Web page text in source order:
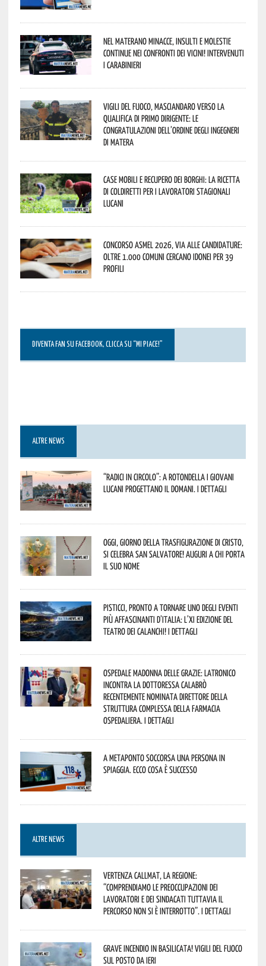
Nel materano minacce, insulti e molestie
continue nei confronti dei vicini! Intervenuti
i Carabinieri
Vigili del Fuoco, Masciandaro verso la
qualifica di Primo Dirigente: le
congratulazioni dell’Ordine degli Ingegneri
di Matera
Case mobili e recupero dei borghi: la ricetta
di Coldiretti per i lavoratori stagionali
lucani
Concorso Asmel 2026, via alle candidature:
oltre 1.000 Comuni cercano idonei per 39
profili
DIVENTA FAN SU FACEBOOK, CLICCA SU “MI PIACE!”
ALTRE NEWS
“Radici in Circolo”: a Rotondella i giovani
lucani progettano il domani. I dettagli
Oggi, giorno della Trasfigurazione di Cristo,
si celebra San Salvatore! Auguri a chi porta
il suo nome
Pisticci, pronto a tornare uno degli eventi
più affascinanti d’Italia: l’XI edizione del
Teatro dei Calanchi! I dettagli
Ospedale Madonna delle Grazie: Latronico
incontra la dottoressa Calabrò
recentemente nominata Direttore della
Struttura Complessa della Farmacia
Ospedaliera. I dettagli
A Metaponto soccorsa una persona in
spiaggia. Ecco cosa è successo
ALTRE NEWS
Vertenza CallMat, la Regione:
“comprendiamo le preoccupazioni dei
lavoratori e dei sindacati tuttavia il
percorso non si è interrotto”. I dettagli
Grave incendio in Basilicata! Vigili del fuoco
sul posto da ieri